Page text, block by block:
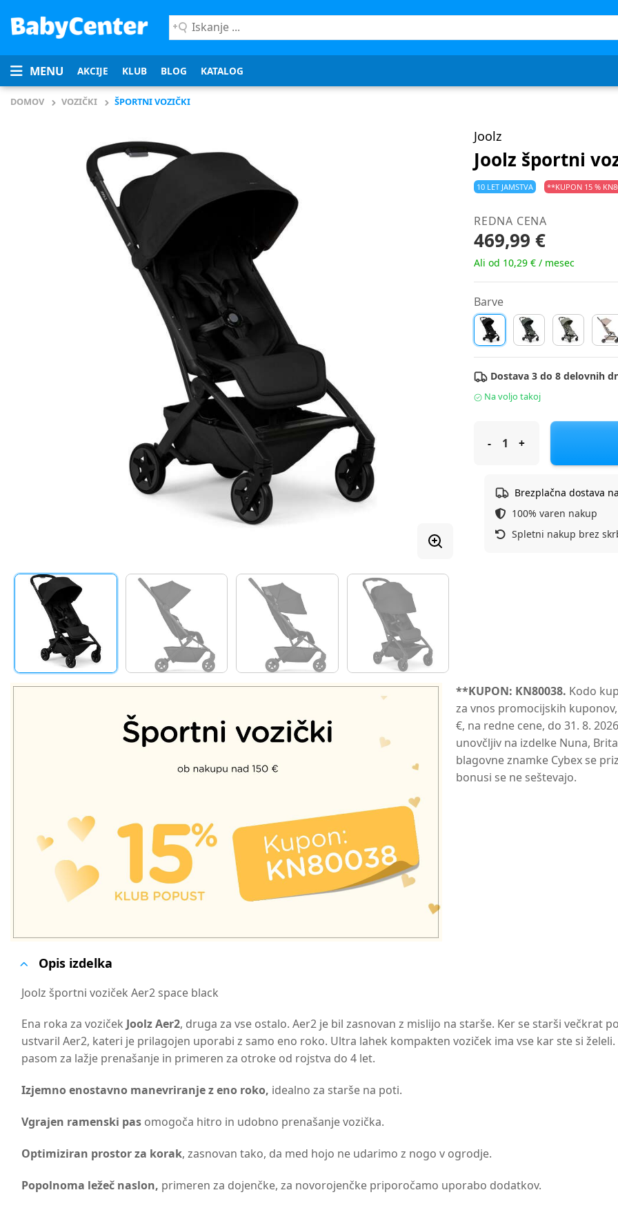
Iskanje
...
MENU AKCIJE KLUB BLOG KATALOG
DOMOV VOZIČKI ŠPORTNI VOZIČKI
Joolz
Joolz športni
10 LET JAMSTVA **KUPON 15 %
REDNA CENA
469,99 €
Ali od 10,29 € / mesec
Barve
Dostava 3 do 8 delovnih
Na voljo takoj
Joolz športni voziček Aer2
Brezplačna dostava
100% varen nakup
Spletni nakup brez
**KUPON: KN80038. Kodo
za vnos promocijskih
€, na redne cene, do 31. 8.
unovčljiv na izdelke Nuna,
blagovne znamke Cybex se
bonusi se ne seštevajo.
Opis izdelka
Joolz športni voziček Aer2 space black
Ena roka za voziček Joolz Aer2, druga za vse ostalo. Aer2 je bil zasnovan z mislijo na starše. Ker se starši večkrat
ustvaril Aer2, kateri je prilagojen uporabi z samo eno roko. Ultra lahek kompakten voziček ima vse kar ste si
pasom za lažje prenašanje in primeren za otroke od rojstva do 4 let.
Izjemno enostavno manevriranje z eno roko, idealno za starše na poti.
Vgrajen ramenski pas omogoča hitro in udobno prenašanje vozička.
Optimiziran prostor za korak, zasnovan tako, da med hojo ne udarimo z nogo v ogrodje.
Popolnoma ležeč naslon, primeren za dojenčke, za novorojenčke priporočamo uporabo dodatkov.